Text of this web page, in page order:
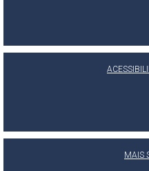
MAIS